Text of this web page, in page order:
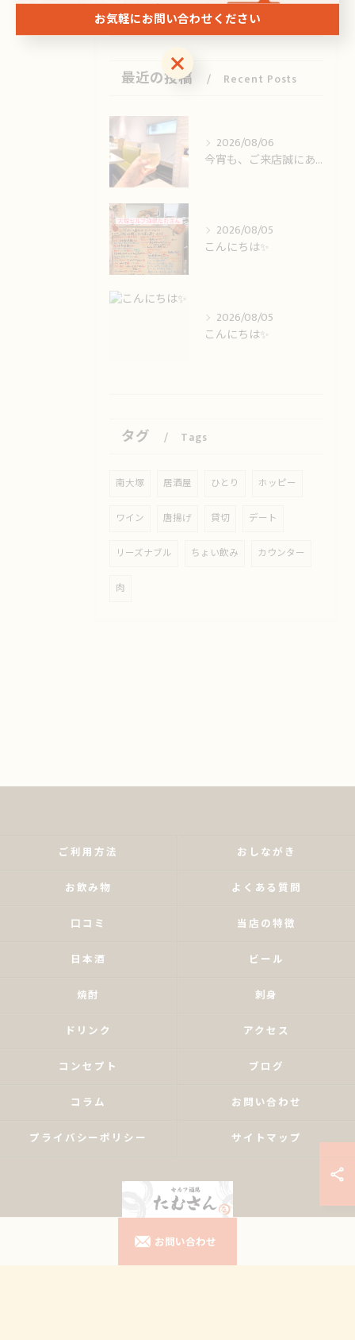
最近の投稿 Recent Posts
2026/08/06
今宵も、ご来店誠にありがとうございました🙏
2026/08/05
こんにちは✨️
2026/08/05
こんにちは✨️
タグ Tags
南大塚 居酒屋 ひとり ホッピー
ワイン 唐揚げ 貸切 デート
リーズナブル ちょい飲み カウンター
肉
お問い合わせ
ご利用方法 おしながき
お飲み物 よくある質問
口コミ 当店の特徴
日本酒 ビール
焼酎 刺身
ドリンク アクセス
コンセプト ブログ
コラム お問い合わせ
プライバシーポリシー サイトマップ
© 2026 東京都南大塚の居酒屋ならセルフ酒場たむさん ALL RIGHTS RESERVED.
お気軽にお問い合わせください
お気軽にお問い合わせください